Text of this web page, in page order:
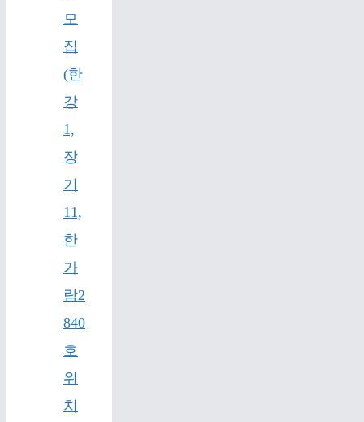
모
집
(한
강
1,
장
기
11,
한
가
람2
840
호
위
치